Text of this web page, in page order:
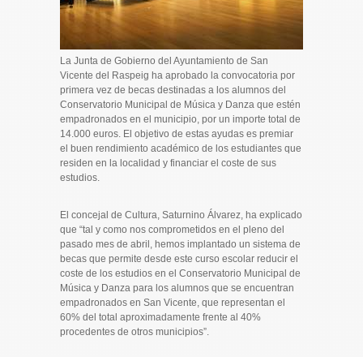
La Junta de Gobierno del Ayuntamiento de San
Vicente del Raspeig ha aprobado la convocatoria por
primera vez de becas destinadas a los alumnos del
Conservatorio Municipal de Música y Danza que estén
empadronados en el municipio, por un importe total de
14.000 euros. El objetivo de estas ayudas es premiar
el buen rendimiento académico de los estudiantes que
residen en la localidad y financiar el coste de sus
estudios.
El concejal de Cultura, Saturnino Álvarez, ha explicado
que “tal y como nos comprometidos en el pleno del
pasado mes de abril, hemos implantado un sistema de
becas que permite desde este curso escolar reducir el
coste de los estudios en el Conservatorio Municipal de
Música y Danza para los alumnos que se encuentran
empadronados en San Vicente, que representan el
60% del total aproximadamente frente al 40%
procedentes de otros municipios”.